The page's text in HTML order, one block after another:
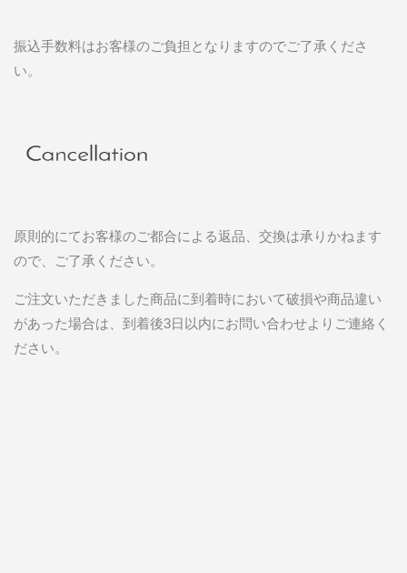
振込手数料はお客様のご負担となりますのでご了承くださ
い。
原則的にてお客様のご都合による返品、交換は承りかねます
ので、ご了承ください。
ご注文いただきました商品に到着時において破損や商品違い
があった場合は、到着後3日以内にお問い合わせよりご連絡く
ださい。